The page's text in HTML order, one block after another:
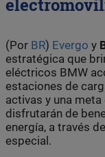
(Por BR) Evergo y
estratégica que
eléctricos BMW
estaciones de
activas y una
disfrutarán de
energía, a través
especial.